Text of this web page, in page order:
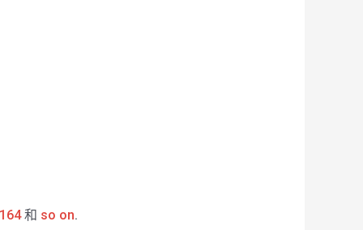
和 so on.